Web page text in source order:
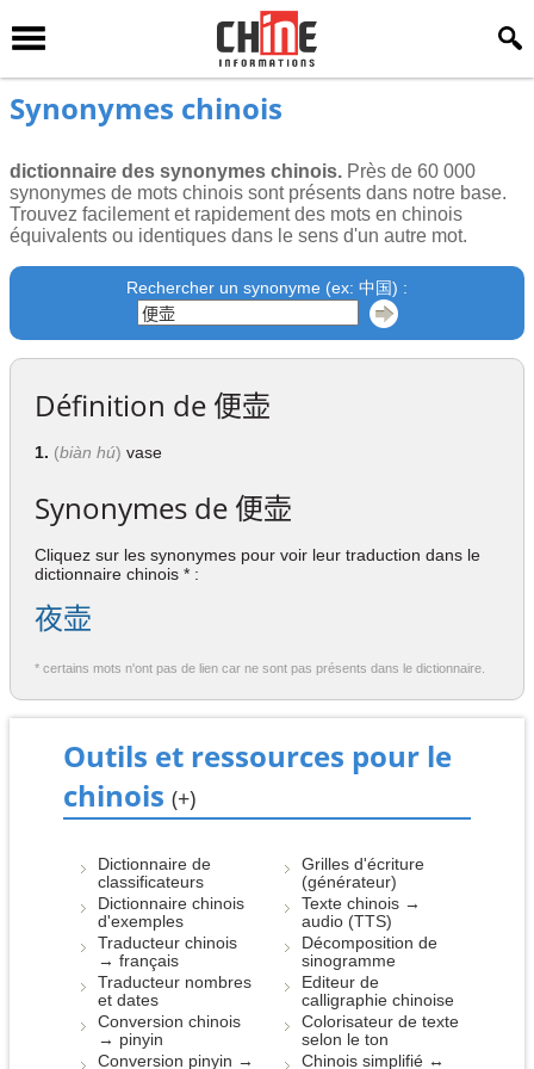
Synonymes chinois
dictionnaire des synonymes chinois. Près de 60 000
synonymes de mots chinois sont présents dans notre base.
Trouvez facilement et rapidement des mots en chinois
équivalents ou identiques dans le sens d'un autre mot.
Rechercher un synonyme (ex: 中国) :
Définition de 便壶
1. (biàn hú) vase
Synonymes de 便壶
Cliquez sur les synonymes pour voir leur traduction dans le
dictionnaire chinois * :
夜壶
* certains mots n'ont pas de lien car ne sont pas présents dans le dictionnaire.
Outils et ressources pour le
chinois (+)
Dictionnaire de
classificateurs
Dictionnaire chinois
d'exemples
Traducteur chinois
→ français
Traducteur nombres
et dates
Conversion chinois
→ pinyin
Conversion pinyin →
Grilles d'écriture
(générateur)
Texte chinois →
audio (TTS)
Décomposition de
sinogramme
Editeur de
calligraphie chinoise
Colorisateur de texte
selon le ton
Chinois simplifié ↔